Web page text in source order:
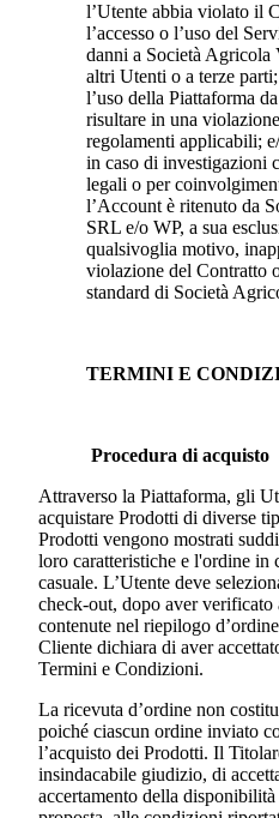
l’Utente abbia violato il
l’accesso o l’uso del
danni a Società
altri Utenti o a terze
l’uso della Piattaforma
risultare in una
regolamenti applicabili;
in caso di investigazioni
legali o per
l’Account è ritenuto da
SRL e/o WP, a sua
qualsivoglia motivo,
violazione del Contratto
standard di Società
TERMINI E
Procedura di acquisto
Attraverso la Piattaforma, gli
acquistare Prodotti di diverse
Prodotti vengono mostrati
loro caratteristiche e l'ordine in
casuale. L’Utente deve
check-out, dopo aver
contenute nel riepilogo
Cliente dichiara di aver
Termini e Condizioni.
La ricevuta d’ordine non
poiché ciascun ordine inviato
l’acquisto dei Prodotti. Il
insindacabile giudizio, di
accertamento della